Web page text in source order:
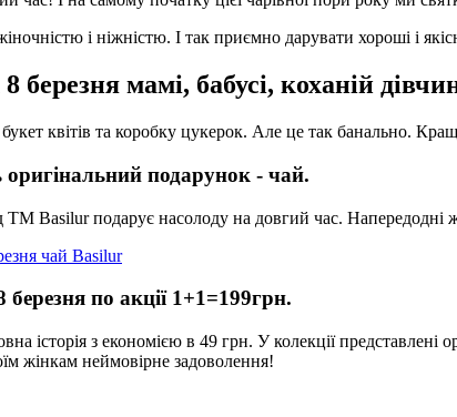
і ніжністю. І так приємно дарувати хороші і
мамі, бабусі, коханій
квітів та коробку цукерок. Але це так банально.
подарунок - чай.
Basilur подарує насолоду на довгий час. Напередодні
по акції 1+1=199грн.
історія з економією в 49 грн. У колекції
жінкам неймовірне задоволення!